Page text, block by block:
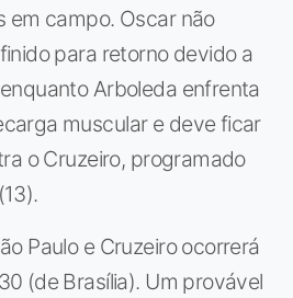
em campo. Oscar não
para retorno devido a
Arboleda enfrenta
muscular e deve ficar
o Cruzeiro, programado
Paulo e Cruzeiro ocorrerá
(de Brasília). Um provável